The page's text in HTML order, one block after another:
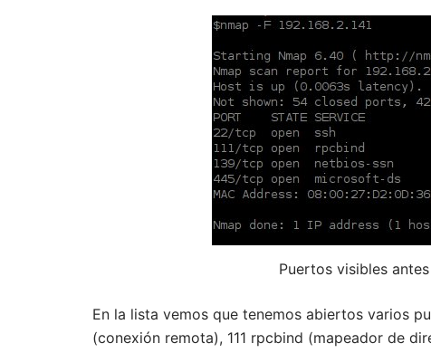
Puertos visibles
En la lista vemos que tenemos abiertos varios
(conexión remota), 111 rpcbind (mapeador de